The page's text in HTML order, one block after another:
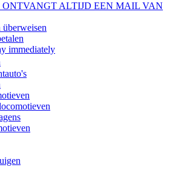
ONTVANGT ALTIJD EEN MAIL VAN
immediately